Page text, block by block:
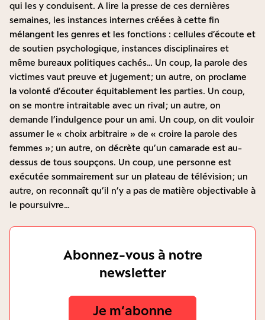
qui les y conduisent. A lire la presse de ces dernières
semaines, les instances internes créées à cette fin
mélangent les genres et les fonctions : cellules d’écoute et
de soutien psychologique, instances disciplinaires et
même bureaux politiques cachés… Un coup, la parole des
victimes vaut preuve et jugement ; un autre, on proclame
la volonté d’écouter équitablement les parties. Un coup,
on se montre intraitable avec un rival ; un autre, on
demande l’indulgence pour un ami. Un coup, on dit vouloir
assumer le « choix arbitraire » de « croire la parole des
femmes » ; un autre, on décrète qu’un camarade est au-
dessus de tous soupçons. Un coup, une personne est
exécutée sommairement sur un plateau de télévision ; un
autre, on reconnaît qu’il n’y a pas de matière objectivable à
le poursuivre…
Abonnez-vous à notre
newsletter
Je m‘abonne